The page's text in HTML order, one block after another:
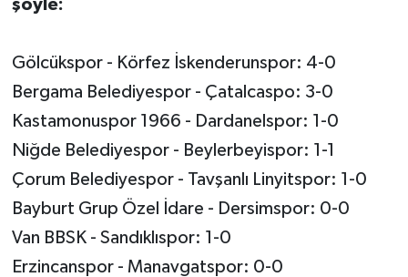
şöyle:
Gölcükspor - Körfez İskenderunspor: 4-0
Bergama Belediyespor - Çatalcaspo: 3-0
Kastamonuspor 1966 - Dardanelspor: 1-0
Niğde Belediyespor - Beylerbeyispor: 1-1
Çorum Belediyespor - Tavşanlı Linyitspor: 1-0
Bayburt Grup Özel İdare - Dersimspor: 0-0
Van BBSK - Sandıklıspor: 1-0
Erzincanspor - Manavgatspor: 0-0